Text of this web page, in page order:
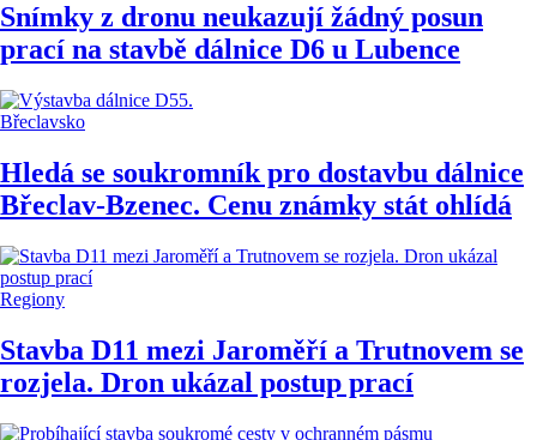
Snímky z dronu neukazují žádný posun
prací na stavbě dálnice D6 u Lubence
Břeclavsko
Hledá se soukromník pro dostavbu dálnice
Břeclav-Bzenec. Cenu známky stát ohlídá
Regiony
Stavba D11 mezi Jaroměří a Trutnovem se
rozjela. Dron ukázal postup prací